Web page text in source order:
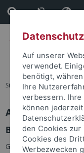
Direkt
zum
Inhalt
Direkt
zur
Fußleiste
Sie sind hier: Startseite
Anmelden
Geben Sie Ihren
Auf unserer
verwendet.
benötigt,
Ihre
verbessern.
können
den Cookies zur
Cookies des
Werbezwecken